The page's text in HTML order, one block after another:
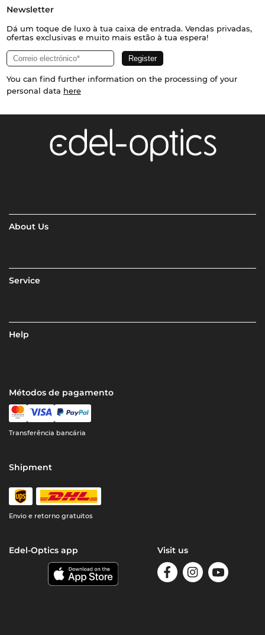
Newsletter
Dá um toque de luxo à tua caixa de entrada. Vendas privadas,
ofertas exclusivas e muito mais estão à tua espera!
You can find further information on the processing of your
personal data here
About Us
Service
Help
Métodos de pagamento
Transferência bancária
Shipment
Envio e retorno gratuitos
Edel-Optics app Visit us